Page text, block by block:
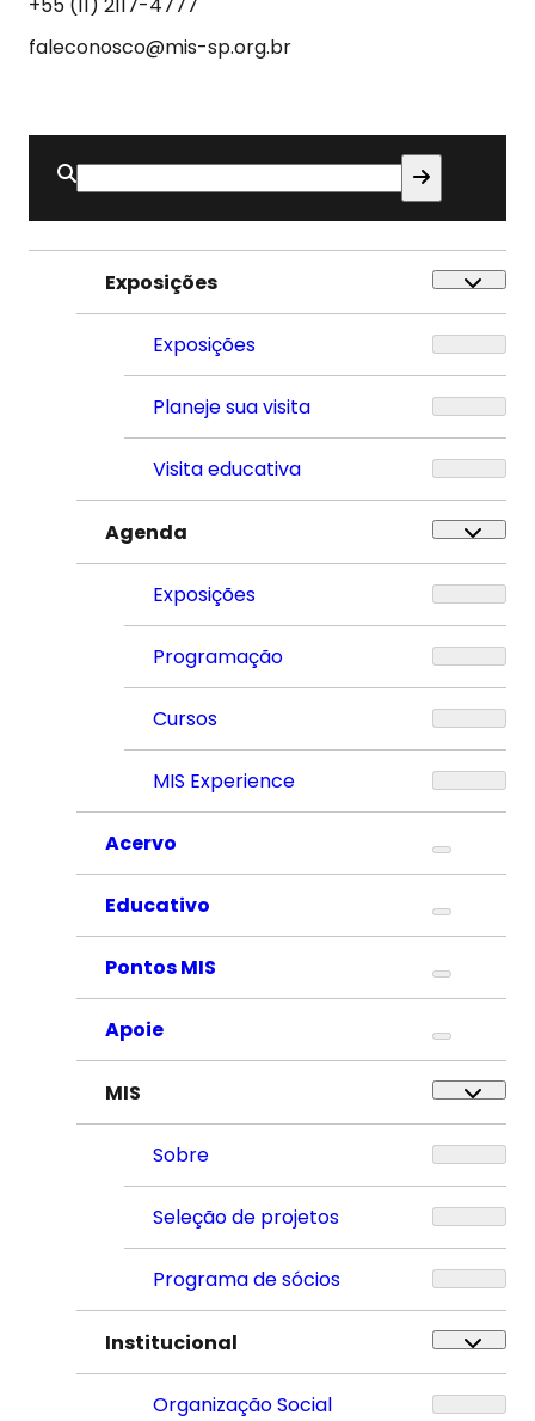
+55 (11) 2117-4777
faleconosco@mis-sp.org.br
Buscar
por:
Exposições
Exposições
Planeje sua visita
Visita educativa
Agenda
Exposições
Programação
Cursos
MIS Experience
Acervo
Educativo
Pontos MIS
Apoie
MIS
Sobre
Seleção de projetos
Programa de sócios
Institucional
Organização Social